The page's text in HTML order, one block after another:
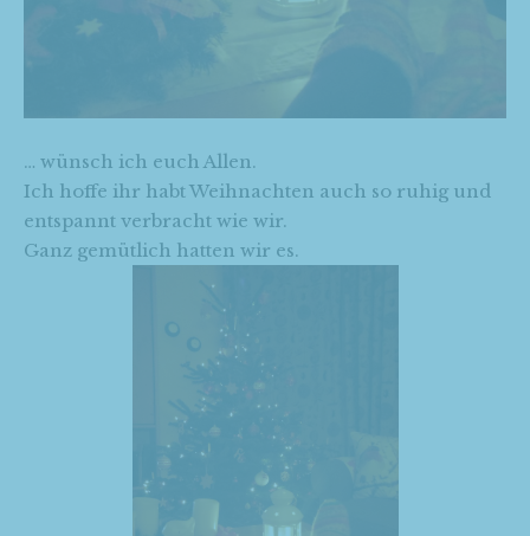
… wünsch ich euch Allen.
Ich hoffe ihr habt Weihnachten auch so ruhig und
entspannt verbracht wie wir.
Ganz gemütlich hatten wir es.